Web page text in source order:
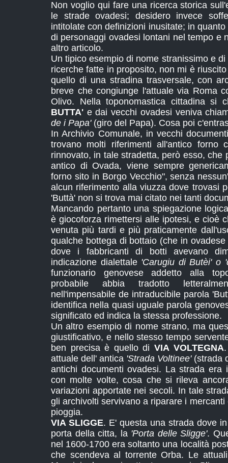
Non voglio qui fare una ricerca storica
le strade ovadesi; desidero invece
intitolate con definizioni inusitate; in
di personaggi ovadesi lontani nel tempo e
altro articolo.
Un tipico esempio di nome stranissimo e
ricerche fatte in proposito, non mi è
quello di una stradina trasversale, con
breve che congiunge l'attuale via Roma
Olivo. Nella toponomastica cittadina si
BUTTA' e dai vecchi ovadesi veniva
de i Papa'(giro del Papa). Cosa poi
In Archivio Comunale, in vecchi
trovano molti riferimenti all'antico forno
rinnovato, in tale stradetta, però esso, che
antico di Ovada, viene sempre
forno sito in Borgo Vecchio", senza
alcun riferimento alla viuzza dove trovasi
'Buttà' non si trova mai citato nei tanti
Mancando pertanto una spiegazione
è giocoforza rimettersi alle ipotesi, e cioè
venuta più tardi e più praticamente
qualche bottega di bottaio (che in
dove i fabbricanti di botti avevano
indicazione dialettale 'Carugiu di Butèi' o
funzionario genovese addetto alla
probabile abbia tradotto
nell'impensabile de intraducibile parola
identifica nella quasi uguale parola
significato ed indica la stessa professione.
Un altro esempio di nome strano, ma
giustificativo, e nello stesso tempo
ben precisa è quello di VIA VOLTEGNA
attuale dell' antica 'Strada Voltinee'(strada
antichi documenti ovadesi. La strada era
con molte volte, cosa che si rileva
variazioni apportate nei secoli. In tale
gli archivolti servivano a riparare i
pioggia.
VIA SLIGGE. E' questa una strada dove
porta della citta, la 'Porta delle Sligge'.
nel 1600-1700 era soltanto una località
che scendeva al torrente Orba. Le